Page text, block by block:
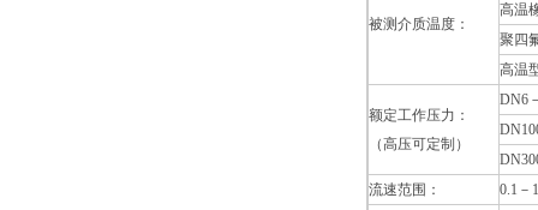
被测介质温度：
高温
聚四
高温
额定工作压力：
（高压可定制）
DN6
流速范围：
0.1－